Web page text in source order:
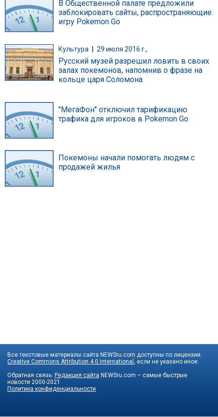
В Общественной палате предложили
заблокировать сайты, распространяющие
игру Pokemon Go
Культура 29 июля 2016 г.,
Русский музей разрешил ловить в своих
залах покемонов, напомнив о фразе на
кольце царя Соломона
"МегаФон" отключил тарификацию
трафика для игроков в Pokemon Go
Покемоны начали помогать людям с
продажей жилья
Все текстовые материалы сайта NEWSru.com доступны по лицензии:
Creative Commons Attribution 4.0 International , если не указано иное.
Обратная связь: Редакция сайта NEWSru.com – самые быстрые
новости 2000-2021
Политика конфиденциальности